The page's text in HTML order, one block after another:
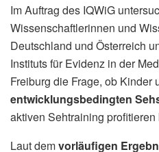
Im Auftrag des IQWiG
Wissenschaftlerinnen und
Deutschland und Österreich
Instituts für Evidenz in der
Freiburg die Frage, ob Kinder
entwicklungsbedingten
aktiven Sehtraining profitieren
Laut demvorläufigen